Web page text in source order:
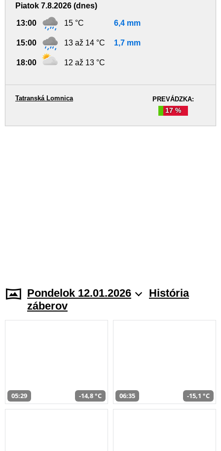
Piatok 7.8.2026 (dnes)
13:00 15 °C 6,4 mm
15:00 13 až 14 °C 1,7 mm
18:00 12 až 13 °C
PREVÁDZKA:
17 %
Tatranská Lomnica
Pondelok 12.01.2026
História
záberov
05:29 -14,8 °C 06:35 -15,1 °C